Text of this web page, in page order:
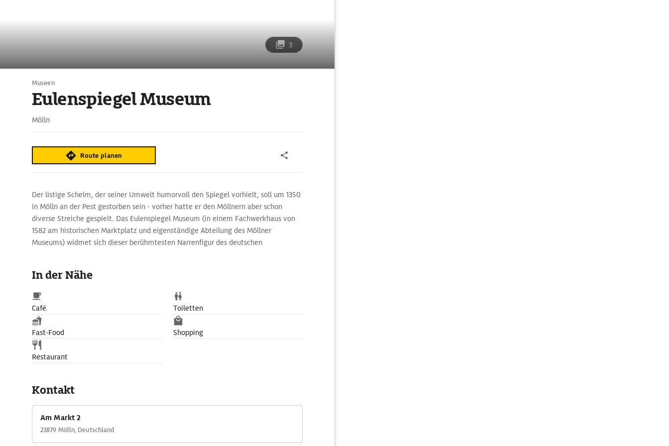
3
Museen
Eulenspiegel Museum
Mölln
Route planen
Der listige Schelm, der seiner Umwelt humorvoll den Spiegel vorhielt, soll um 1350
in Mölln an der Pest gestorben sein - vorher hatte er den Möllnern aber schon
diverse Streiche gespielt. Das Eulenspiegel Museum (in einem Fachwerkhaus von
1582 am historischen Marktplatz und eigenständige Abteilung des Möllner
Museums) widmet sich dieser berühmtesten Narrenfigur des deutschen
In der Nähe
Café Toiletten
Fast-Food Shopping
Restaurant
Kontakt
Am Markt 2
23879 Mölln, Deutschland